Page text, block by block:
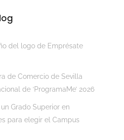
del logo de Emprésate
de Comercio de Sevilla
de ‘ProgramaMe’ 2026
Grado Superior en
para elegir el Campus